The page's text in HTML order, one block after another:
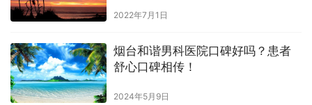
2022年7月1日
烟台和谐男科医院口碑好吗？患者
舒心口碑相传！
2024年5月9日